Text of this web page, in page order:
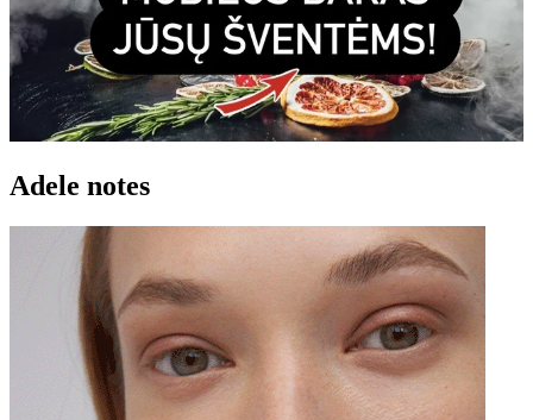
Adele notes